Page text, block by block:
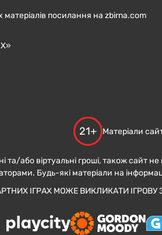
посилання на zbirna.com
21+ Матеріали
або віртуальні гроші, також сайт
Будь-які матеріали на
ІГРАХ МОЖЕ ВИКЛИКАТИ